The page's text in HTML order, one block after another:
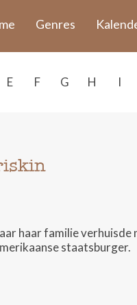
Genres
E F G H I
haar familie
staatsburger.